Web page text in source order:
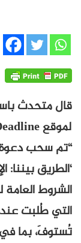
قال متحدث
لموقع Deadline يوم الثلاثاء:
“تم سحب دعوة
‘الطريق بيننا:
الشروط
التي طُلبت عند
تُستوفَ، بما